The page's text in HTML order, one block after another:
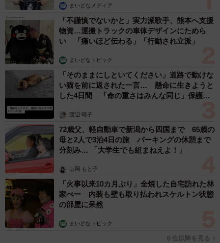
まいどなメディア
「不謹慎でないかと」実力派歌手、熊本へ支援
物資…運搬トラックの車体デザインにためら
い 「痛いほど伝わる」「行動され立派」
まいどなトピック
「そのままにしといてください」道路で動けな
い猫を前に返された一言… 懸命に生きようと
した4日間 「命の重さはみんな同じ」保護団
渡辺 晴子
72歳父、軽自動車で新潟から四国まで 65歳の
母と2人で3泊4日の旅 パーキングの休憩まで
分刻み… 「大学生でも組まねえよ！」
山岡 もと子
「火事以来10カ月ぶり」全焼した自宅訪れた林
家ぺー 内装も壁も取り払われスケルトン状態
の部屋に呆然
まいどなトピック
６位以降を見る